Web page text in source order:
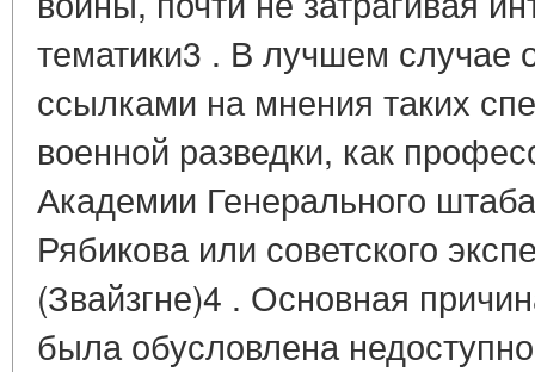
тематики3 . В лучшем случае
ссылками на мнения таких
военной разведки, как
Академии Генерального
Рябикова или советского
(Звайзгне)4 . Основная
была обусловлена